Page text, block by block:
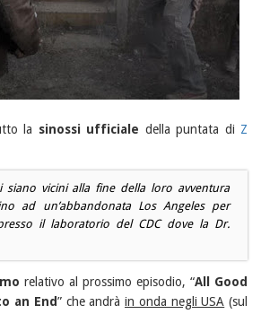
la sinossi ufficiale della puntata di Z
siano vicini alla fine della loro avventura
ad un’abbandonata Los Angeles per
il laboratorio del CDC dove la Dr.
relativo al prossimo episodio, “All Good
an End” che andrà in onda negli USA (sul